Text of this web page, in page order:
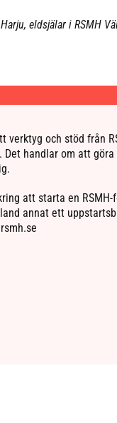
eldsjälar i RSMH
verktyg och stöd från
handlar om att
att starta en
annat ett